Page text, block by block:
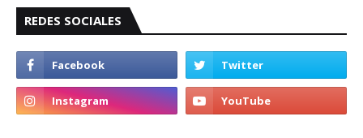
REDES SOCIALES